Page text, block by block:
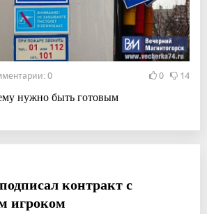
0 0 14
нужно быть готовым
контракт с
игроком